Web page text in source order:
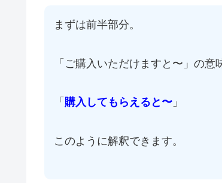
まずは前半部分。
「ご購入いただけますと〜」の意
「 購入してもらえると〜 」
このように解釈できます。